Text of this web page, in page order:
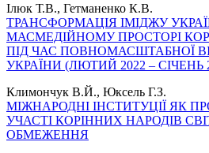
Ілюк Т.В., Гетманенко К.В.
ТРАНСФОРМАЦІЯ ІМІДЖУ
МАСМЕДІЙНОМУ ПРОСТОРІ
ПІД ЧАС ПОВНОМАСШТАБНОЇ
УКРАЇНИ (ЛЮТИЙ 2022 – СІЧЕНЬ
Климончук В.Й., Юксель Г.З.
МІЖНАРОДНІ ІНСТИТУЦІЇ ЯК
УЧАСТІ КОРІННИХ НАРОДІВ
ОБМЕЖЕННЯ